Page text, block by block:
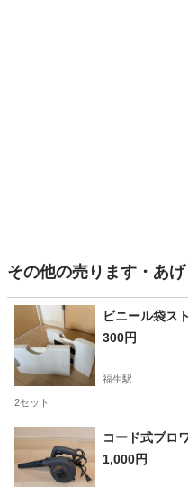
その他の売ります・あ
ビニール袋ス
300円
福生駅
2セット
東京 福生市 福生駅 その
コード式ブロ
1,000円